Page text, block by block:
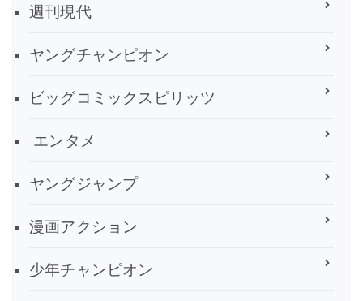
週刊現代
ヤングチャンピオン
ビッグコミックスピリッツ
エンタメ
ヤングジャンプ
漫画アクション
少年チャンピオン